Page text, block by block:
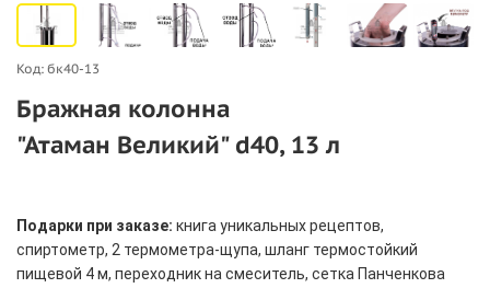
Код: бк40-13
Бражная колонна
"Атаман Великий" d40, 13 л
Подарки при заказе: книга уникальных рецептов,
спиртометр, 2 термометра-щупа, шланг термостойкий
пищевой 4 м, переходник на смеситель, сетка Панченкова